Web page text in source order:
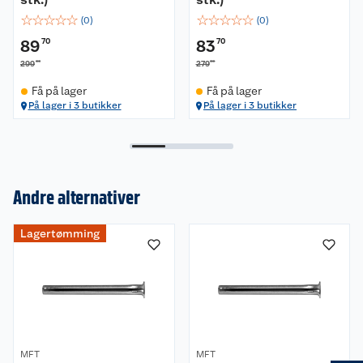
☆☆☆☆☆ (0)
8970
29900
Få på lager
På lager i 3 butikker
☆☆☆☆☆ (0)
83 70
27900
Få på lager
På lager i 3 butikker
Andre alternativer
Lagertømming
MFT MFT
Butikker
Om oss